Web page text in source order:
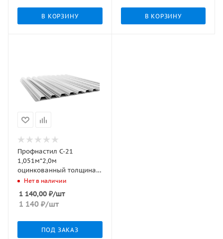
В КОРЗИНУ В КОРЗИНУ
Профнастил С-21
1,051м*2,0м
оцинкованный толщина
0,45мм
Нет в наличии
1 140,00 ₽/шт
1 140 ₽/шт
ПОД ЗАКАЗ